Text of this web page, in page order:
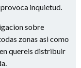
inquietud.
sobre
zonas asi­ como
quereis distribuir